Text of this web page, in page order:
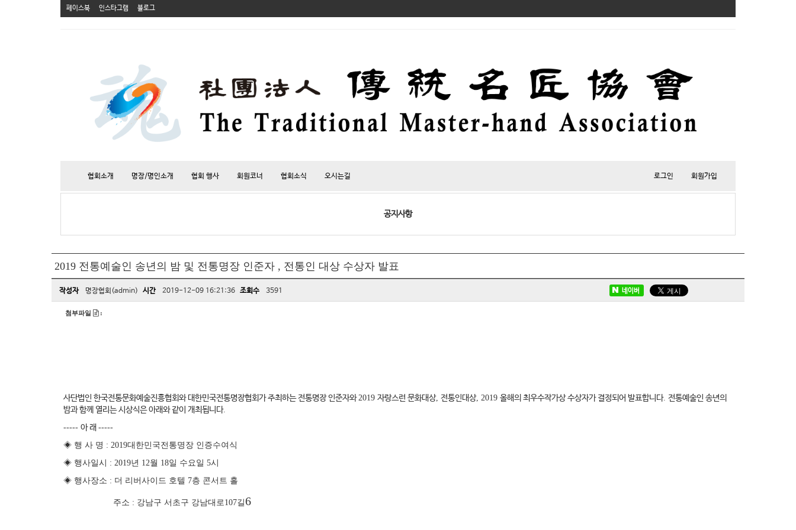
페이스북 인스타그램 블로그
협회소개 명장/명인소개 협회 행사 회원코너 협회소식 오시는길 로그인 회원가입
공지사항
2019 전통예술인 송년의 밤 및 전통명장 인준자 , 전통인 대상 수상자 발표
작성자 명장협회(admin) 시간 2019-12-09 16:21:36 조회수 3591 네이버
첨부파일 :
사단법인 한국전통문화예술진흥협회와 대한민국전통명장협회가 주최하는 전통명장 인준자와 2019 자랑스런 문화대상, 전통인대상, 2019 올해의 최우수작가상 수상자가 결정되어 발표합니다. 전통예술인 송년의
밤과 함께 열리는 시상식은 아래와 같이 개최됩니다.
----- 아 래 -----
◈ 행 사 명 : 2019대한민국전통명장 인증수여식
◈ 행사일시 : 2019년 12월 18일 수요일 5시
◈ 행사장소 : 더 리버사이드 호텔 7층 콘서트 홀
주소 : 강남구 서초구 강남대로 107길6